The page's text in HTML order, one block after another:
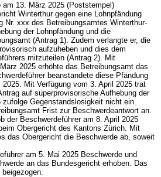
am 13. März 2025 (Poststempel)
Winterthur gegen eine Lohnpfändung
Nr. xxx des Betreibungsamtes Winterthur-
der Lohnpfändung und die
(Antrag 1). Zudem verlangte er, die
aufzuheben und dies dem
mitzuteilen (Antrag 2). Mit
2025 erhöhte das Betreibungsamt das
beanstandete diese Pfändung
Mit Verfügung vom 3. April 2025 trat
auf superprovisorische Aufhebung der
zufolge Gegenstandslosigkeit nicht ein.
Frist zur Beschwerdeantwort an.
der Beschwerdeführer am 8. April 2025
Obergericht des Kantons Zürich. Mit
das Obergericht die Beschwerde ab, soweit
am 5. Mai 2025 Beschwerde und
an das Bundesgericht erhoben. Das